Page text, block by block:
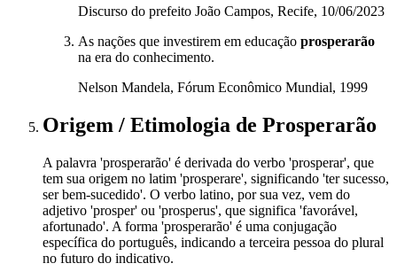
Discurso do prefeito João Campos, Recife, 10/06/2023
As nações que investirem em educação prosperarão
na era do conhecimento.
Nelson Mandela, Fórum Econômico Mundial, 1999
Origem / Etimologia de Prosperarão
A palavra 'prosperarão' é derivada do verbo 'prosperar', que
tem sua origem no latim 'prosperare', significando 'ter sucesso,
ser bem-sucedido'. O verbo latino, por sua vez, vem do
adjetivo 'prosper' ou 'prosperus', que significa 'favorável,
afortunado'. A forma 'prosperarão' é uma conjugação
específica do português, indicando a terceira pessoa do plural
no futuro do indicativo.